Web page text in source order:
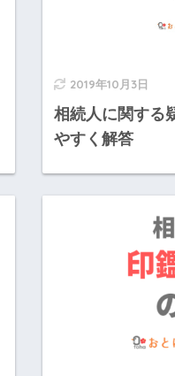
2019年10月3日
相続人に関する
やすく解答